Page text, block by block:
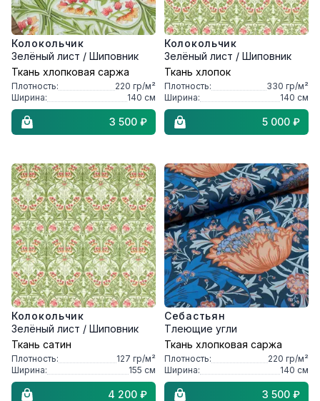
Колокольчик
Зелёный лист / Шиповник
Ткань хлопковая саржа
Плотность: 220 гр/м²
Ширина:
140 см
3 500 ₽
Колокольчик
Зелёный лист / Шиповник
Ткань хлопок
Плотность: 330 гр/м²
Ширина:
140 см
5 000 ₽
Колокольчик
Зелёный лист / Шиповник
Ткань сатин
Плотность: 127 гр/м²
Ширина:
155 см
4 200 ₽
Себастьян
Тлеющие угли
Ткань хлопковая саржа
Плотность: 220 гр/м²
Ширина:
140 см
3 500 ₽